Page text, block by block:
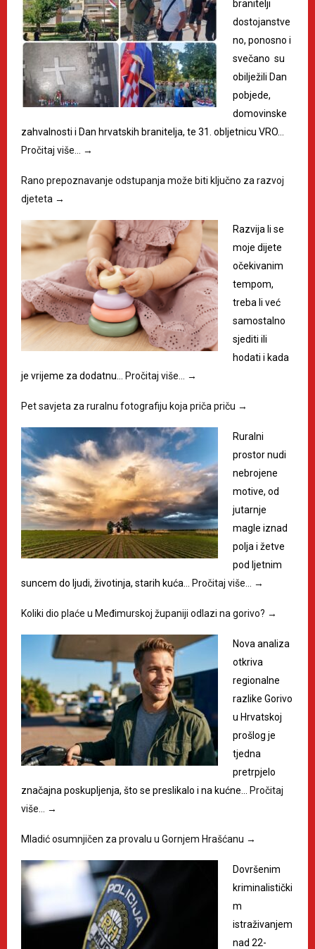
branitelji
dostojanstve
no, ponosno i
svečano su
obilježili Dan
pobjede,
domovinske
zahvalnosti i Dan hrvatskih branitelja, te 31. obljetnicu VRO…
Pročitaj više…
→
Rano prepoznavanje odstupanja može biti ključno za razvoj
djeteta →
Razvija li se
moje dijete
očekivanim
tempom,
treba li već
samostalno
sjediti ili
hodati i kada
je vrijeme za dodatnu…
Pročitaj više… →
Pet savjeta za ruralnu fotografiju koja priča priču →
Ruralni
prostor nudi
nebrojene
motive, od
jutarnje
magle iznad
polja i žetve
pod ljetnim
suncem do ljudi, životinja, starih kuća…
Pročitaj više… →
Koliki dio plaće u Međimurskoj županiji odlazi na gorivo? →
Nova analiza
otkriva
regionalne
razlike Gorivo
u Hrvatskoj
prošlog je
tjedna
pretrpjelo
značajna poskupljenja, što se preslikalo i na kućne…
Pročitaj
više…
→
Mladić osumnjičen za provalu u Gornjem Hrašćanu →
Dovršenim
kriminalistički
m
istraživanjem
nad 22-